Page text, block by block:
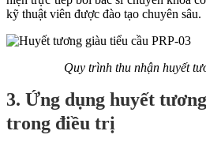
kỹ thuật viên được đào tạo chuyên sâu.
Quy trình thu nhận huyết
3. Ứng dụng huyết
trong điều trị